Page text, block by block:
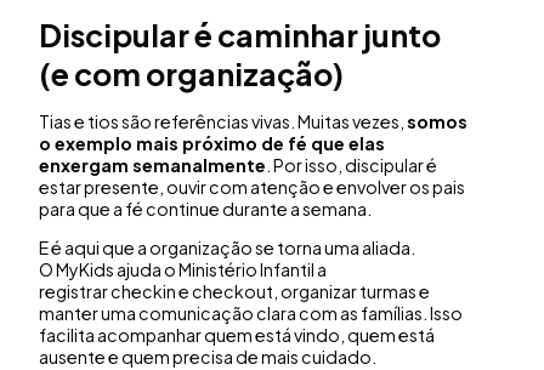
Discipular é caminhar junto
(e com organização)
Tias e tios são referências vivas. Muitas vezes, somos
o exemplo mais próximo de fé que elas
enxergam semanalmente . Por isso, discipular é
estar presente, ouvir com atenção e envolver os pais
para que a fé continue durante a semana.
E é aqui que a organização se torna uma aliada.
O MyKids ajuda o Ministério Infantil a
registrar checkin e checkout, organizar turmas e
manter uma comunicação clara com as famílias. Isso
facilita acompanhar quem está vindo, quem está
ausente e quem precisa de mais cuidado.